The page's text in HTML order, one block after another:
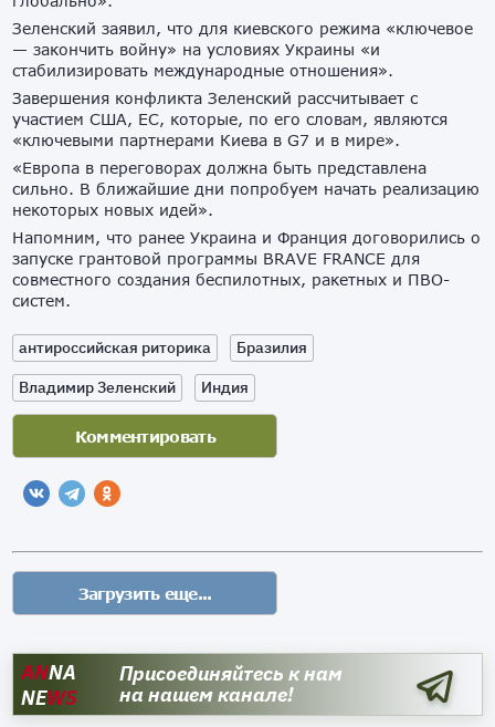
Зеленский заявил, что для киевского режима «ключевое
— закончить войну» на условиях Украины «и
стабилизировать международные отношения».
Завершения конфликта Зеленский рассчитывает с
участием США, ЕС, которые, по его словам, являются
«ключевыми партнерами Киева в G7 и в мире».
«Европа в переговорах должна быть представлена
сильно. В ближайшие дни попробуем начать реализацию
некоторых новых идей».
Напомним, что ранее Украина и Франция договорились о
запуске грантовой программы BRAVE FRANCE для
совместного создания беспилотных, ракетных и ПВО-
систем.
антироссийская риторика
Бразилия
Владимир Зеленский
Индия
ANNA
NEWS
Присоединяйтесь к нам
на нашем канале!